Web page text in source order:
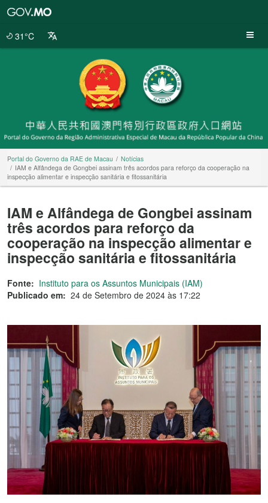
31°C
Portal do Governo da RAE de Macau
Notícias
IAM e Alfândega de Gongbei assinam três acordos para reforço da cooperação na
inspecção alimentar e inspecção sanitária e fitossanitária
IAM e Alfândega de Gongbei assinam
três acordos para reforço da
cooperação na inspecção alimentar e
inspecção sanitária e fitossanitária
Fonte: Instituto para os Assuntos Municipais (IAM)
Publicado em: 24 de Setembro de 2024 às 17:22